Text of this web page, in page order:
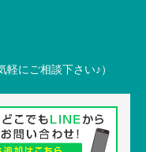
にご相談下さい♪）